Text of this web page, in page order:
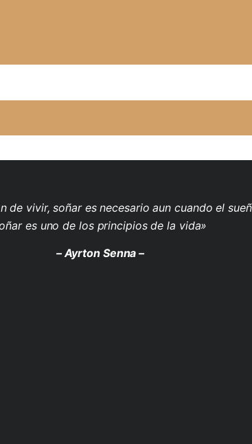
de vivir, soñar es necesario aun cuando el
es uno de los principios de la vida»
– Ayrton Senna –